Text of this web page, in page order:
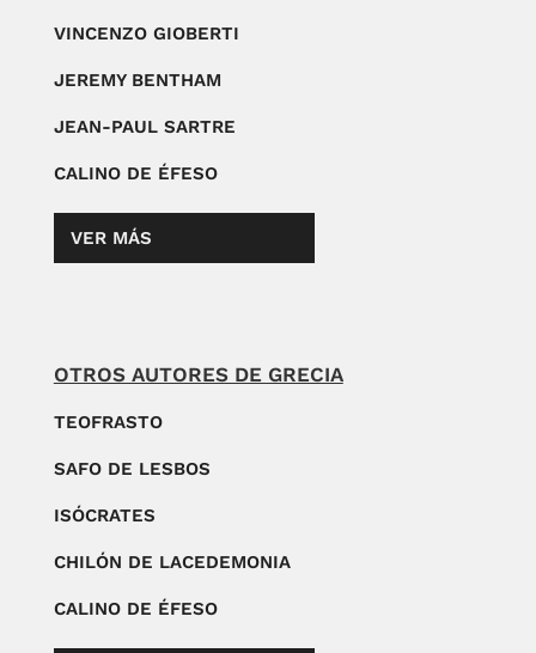
VINCENZO GIOBERTI
JEREMY BENTHAM
JEAN-PAUL SARTRE
CALINO DE ÉFESO
VER MÁS
OTROS AUTORES DE GRECIA
TEOFRASTO
SAFO DE LESBOS
ISÓCRATES
CHILÓN DE LACEDEMONIA
CALINO DE ÉFESO